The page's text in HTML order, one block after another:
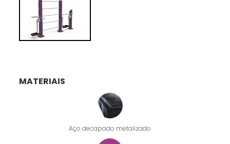
MATERIAIS
Aço decapado metalizado